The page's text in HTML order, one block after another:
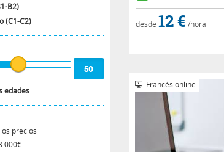
B2)
(C1-C2)
edades
precios
desde 12 € /hora
Francés online